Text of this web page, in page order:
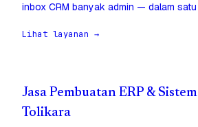
inbox CRM banyak admin — dalam satu
Lihat layanan →
Jasa Pembuatan ERP &
Tolikara